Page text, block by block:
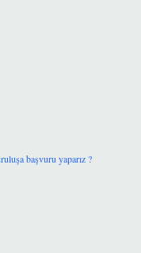
başvuru yaparız ?